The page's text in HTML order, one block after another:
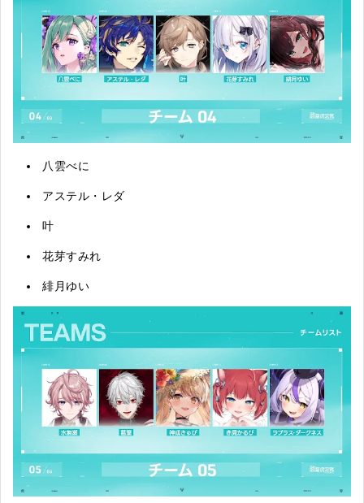
八雲べに
アステル・レダ
叶
花芽すみれ
緋月ゆい